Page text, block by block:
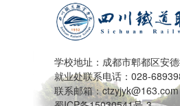
学校地址：成都市郫都区安
就业处联系电话：028-
联系邮箱：ctzyjyk@163.com